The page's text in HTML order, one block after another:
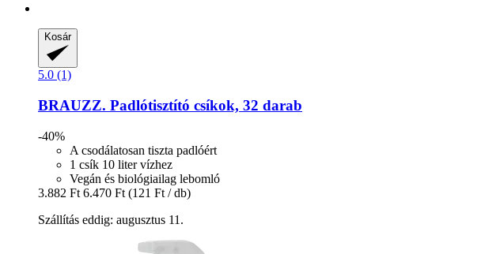
Kosár
5.0 (1)
BRAUZZ. Padlótisztító csíkok, 32 darab
-40%
A csodálatosan tiszta padlóért
1 csík 10 liter vízhez
Vegán és biológiailag lebomló
3.882 Ft 6.470 Ft (121 Ft / db)
Szállítás eddig: augusztus 11.